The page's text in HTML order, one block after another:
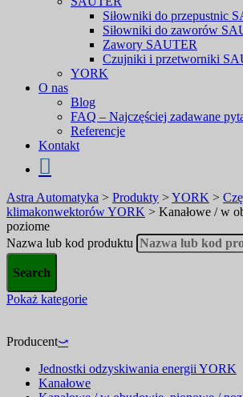
Siłowniki do przepustnic
Siłowniki do zaworów
Zawory SAUTER
Czujniki i przetworniki
YORK
O nas
Blog
FAQ – Najczęściej zadawane
Referencje
Kontakt
Astra Automatyka > Produkty >YORK >
klimakonwektorów YORK > Kanałowe / w
poziome
Nazwa lub kod produktu
Pokaż kategorie
Producent⤻
Jednostki odzyskiwania energii YORK
Kanałowe